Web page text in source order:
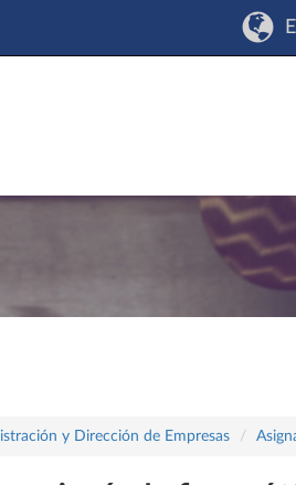
y Dirección de Empresas